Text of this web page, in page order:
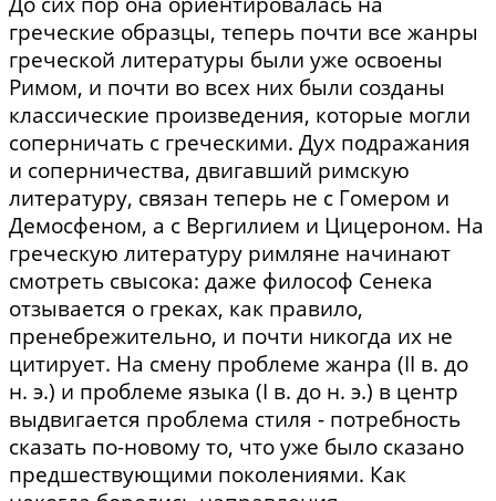
греческие образцы, теперь почти все жанры
греческой литературы были уже освоены
Римом, и почти во всех них были созданы
классические произведения, которые могли
соперничать с греческими. Дух подражания
и соперничества, двигавший римскую
литературу, связан теперь не с Гомером и
Демосфеном, а с Вергилием и Цицероном. На
греческую литературу римляне начинают
смотреть свысока: даже философ Сенека
отзывается о греках, как правило,
пренебрежительно, и почти никогда их не
цитирует. На смену проблеме жанра (II в. до
н. э.) и проблеме языка (I в. до н. э.) в центр
выдвигается проблема стиля - потребность
сказать по-новому то, что уже было сказано
предшествующими поколениями. Как